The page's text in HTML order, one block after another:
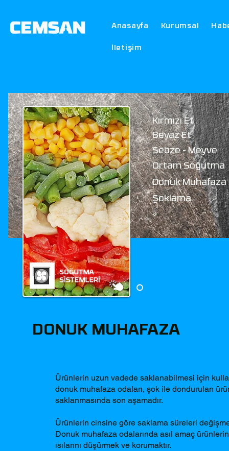
Anasayfa Kurumsal
İletişim
DONUK MUHAFAZA
Ürünlerin uzun vadede saklanabilmesi için
donuk muhafaza odaları, şok ile dondurulan
saklanmasında son aşamadır.
Ürünlerin cinsine göre saklama süreleri
Donuk muhafaza odalarında asıl amaç
ısılarını düşürmek ve korumaktır.
Kırmızı Et
Beyaz Et
Sebze - Meyve
Ortam Soğutma
Donuk Muhafaza
Şoklama